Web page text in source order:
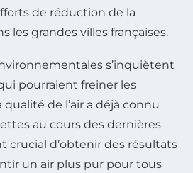
de réduction de la
les grandes villes françaises.
s’inquiètent
pourraient freiner les
qualité de l’air a déjà connu
au cours des dernières
crucial d’obtenir des résultats
un air plus pur pour tous